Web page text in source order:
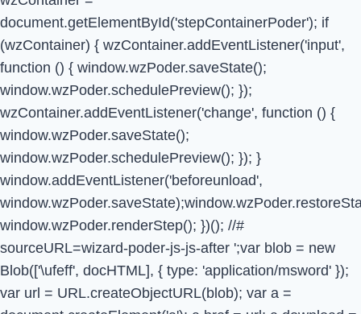
document.getElementById('stepContainerPoder'); if
(wzContainer) { wzContainer.addEventListener('input',
function () { window.wzPoder.saveState();
window.wzPoder.schedulePreview(); });
wzContainer.addEventListener('change', function () {
window.wzPoder.saveState();
window.wzPoder.schedulePreview(); }); }
window.addEventListener('beforeunload',
window.wzPoder.renderStep(); })(); //#
sourceURL=wizard-poder-js-js-after ';var blob = new
Blob(['\ufeff', docHTML], { type: 'application/msword' });
var url = URL.createObjectURL(blob); var a =